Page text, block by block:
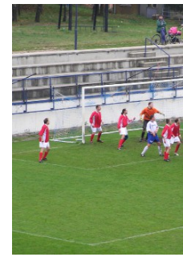
FKD A
FKD B
STARŠÍ DOROST
STARŠÍ ŽÁCI
MLADŠÍ ŽÁCI